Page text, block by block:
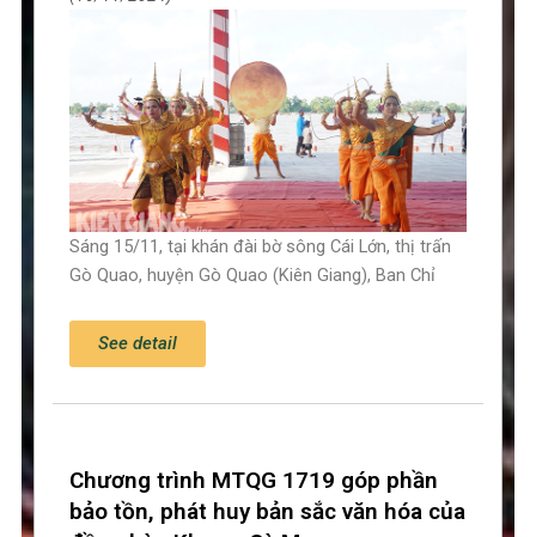
Sáng 15/11, tại khán đài bờ sông Cái Lớn, thị trấn
Gò Quao, huyện Gò Quao (Kiên Giang), Ban Chỉ
See detail
Chương trình MTQG 1719 góp phần
bảo tồn, phát huy bản sắc văn hóa của